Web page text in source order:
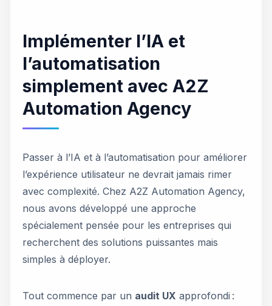
Implémenter l’IA et
l’automatisation
simplement avec A2Z
Automation Agency
Passer à l’IA et à l’automatisation pour améliorer
l’expérience utilisateur ne devrait jamais rimer
avec complexité. Chez A2Z Automation Agency,
nous avons développé une approche
spécialement pensée pour les entreprises qui
recherchent des solutions puissantes mais
simples à déployer.
Tout commence par un audit UX approfondi :